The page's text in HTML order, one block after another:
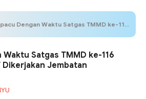
Dengan Waktu Satgas TMMD ke-116 Kodim 1002/HST Dikerjakan Jembatan
Satgas TMMD ke-116
Dikerjakan Jembatan